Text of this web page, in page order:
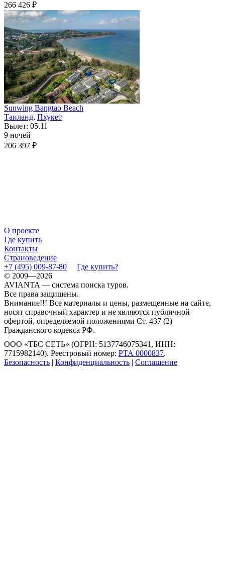
266 426 ₽
Sunwing Bangtao Beach
Таиланд, Пхукет
Вылет: 05.11
9 ночей
206 397 ₽
О проекте
Где купить
Контакты
Страноведение
+7 (495) 009-87-80
Где купить?
© 2009—2026
AVIANTA — система поиска туров.
Все права защищены.
Внимание!!! Все материалы и цены, размещенные на сайте,
носят справочный характер и не являются публичной
офертой, определяемой положениями Ст. 437 (2)
Гражданского кодекса РФ.
ООО «ТБС СЕТЬ» (ОГРН: 5137746075341, ИНН:
7715982140). Реестровый номер: РТА 0000837.
Безопасность | Конфиденциальность | Соглашение